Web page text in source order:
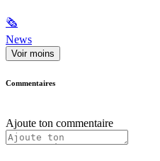
🗞
News
Voir moins
Commentaires
Ajoute ton commentaire